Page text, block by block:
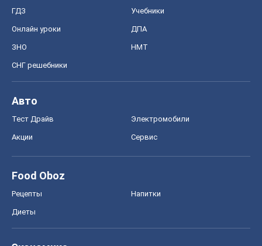
ГДЗ Учебники
Онлайн уроки ДПА
ЗНО НМТ
СНГ решебники
Авто
Тест Драйв Электромобили
Акции Сервис
Food Oboz
Рецепты Напитки
Диеты